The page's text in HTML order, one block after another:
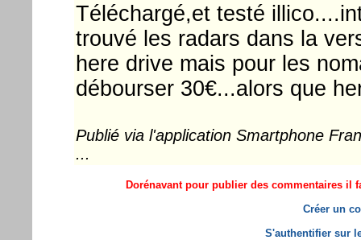
Téléchargé,et testé
trouvé les radars dans la
here drive mais pour les
débourser 30€...alors que
Publié via l'application Smartphone
...
Dorénavant pour publier des commentaires il
Créer un
S'authentifier sur